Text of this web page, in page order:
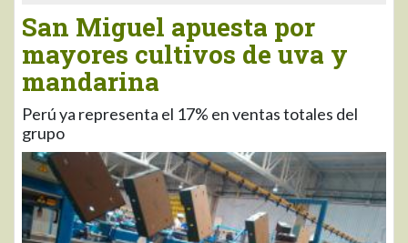
San Miguel apuesta por
mayores cultivos de uva y
mandarina
Perú ya representa el 17% en ventas totales del
grupo